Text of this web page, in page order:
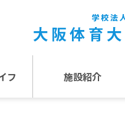
フ 施設紹介